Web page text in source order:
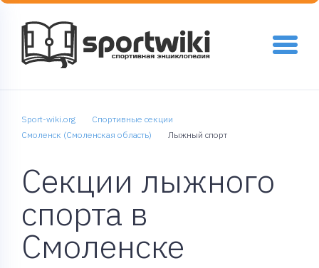
Sport-wiki.org
Спортивные секции
Смоленск (Смоленская область)
Лыжный спорт
Секции лыжного
спорта в
Смоленске